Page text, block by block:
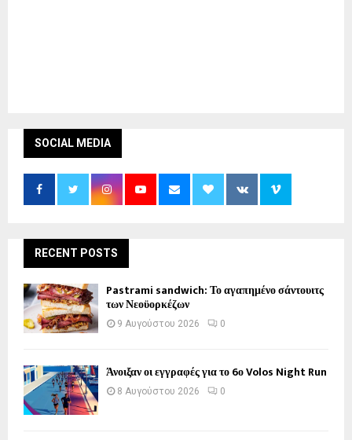
SOCIAL MEDIA
RECENT POSTS
Pastrami sandwich: Το αγαπημένο σάντουιτς
των Νεοϋορκέζων
9 Αυγούστου 2026 0
Άνοιξαν οι εγγραφές για το 6ο Volos Night Run
8 Αυγούστου 2026 0